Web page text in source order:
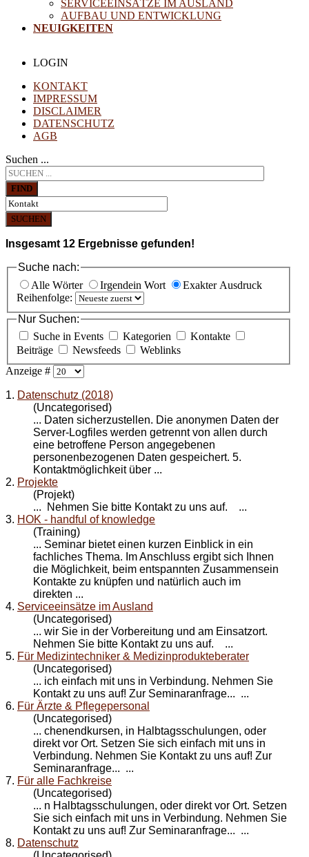
SERVICEEINSÄTZE IM AUSLAND
AUFBAU UND ENTWICKLUNG
NEUIGKEITEN
LOGIN
KONTAKT
IMPRESSUM
DISCLAIMER
DATENSCHUTZ
AGB
Suchen ...
FIND
SUCHEN
Insgesamt 12 Ergebnisse gefunden!
Suche nach:
Alle Wörter
Irgendein Wort
Exakter Ausdruck
Reihenfolge:
Nur Suchen:
Suche in Events
Kategorien
Kontakte
Beiträge
Newsfeeds
Weblinks
Anzeige #
1. Datenschutz (2018)
(Uncategorised)
... Daten sicherzustellen. Die anonymen Daten der
Server-Logfiles werden getrennt von allen durch
eine betroffene Person angegebenen
personenbezogenen Daten gespeichert. 5.
Kontaktmöglichkeit über ...
2. Projekte
(Projekt)
... Nehmen Sie bitte Kontaktzu uns auf. ...
3. HOK - handful of knowledge
(Training)
... Seminar bietet einen kurzen Einblick in ein
fachliches Thema. Im Anschluss ergibt sich Ihnen
die Möglichkeit, beim entspannten Zusammensein
Kontakte zu knüpfen und natürlich auch im
direkten ...
4. Serviceeinsätze im Ausland
(Uncategorised)
... wir Sie in der Vorbereitung und am Einsatzort.
Nehmen Sie bitte Kontaktzu uns auf. ...
5. Für Medizintechniker & Medizinprodukteberater
(Uncategorised)
... ich einfach mit uns in Verbindung. Nehmen Sie
Kontaktzu uns auf! Zur Seminaranfrage... ...
6. Für Ärzte & Pflegepersonal
(Uncategorised)
... chenendkursen, in Halbtagsschulungen, oder
direkt vor Ort. Setzen Sie sich einfach mit uns in
Verbindung. Nehmen Sie Kontaktzu uns auf! Zur
Seminaranfrage... ...
7. Für alle Fachkreise
(Uncategorised)
... n Halbtagsschulungen, oder direkt vor Ort. Setzen
Sie sich einfach mit uns in Verbindung. Nehmen Sie
Kontaktzu uns auf! Zur Seminaranfrage... ...
8. Datenschutz